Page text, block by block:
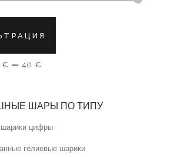
€ — 40 €
ШАРЫ ПО ТИПУ
цифры
гелиевые шарики